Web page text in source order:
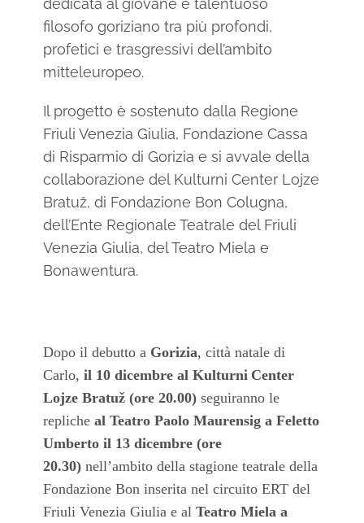
dedicata al giovane e talentuoso
filosofo goriziano tra più profondi,
profetici e trasgressivi dell’ambito
mitteleuropeo.
Il progetto è sostenuto dalla Regione
Friuli Venezia Giulia, Fondazione Cassa
di Risparmio di Gorizia e si avvale della
collaborazione del Kulturni Center Lojze
Bratuž, di Fondazione Bon Colugna,
dell’Ente Regionale Teatrale del Friuli
Venezia Giulia, del Teatro Miela e
Bonawentura.
Dopo il debutto a Gorizia, città natale di
Carlo, il 10 dicembre al Kulturni Center
Lojze Bratuž (ore 20.00)seguiranno le
repliche al Teatro Paolo Maurensig a Feletto
Umberto il 13 dicembre (ore
20.30)nell’ambito della stagione teatrale della
Fondazione Bon inserita nel circuito ERT del
Friuli Venezia Giulia e al Teatro Miela a